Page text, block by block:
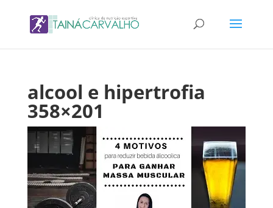
alcool e hipertrofia
358×201